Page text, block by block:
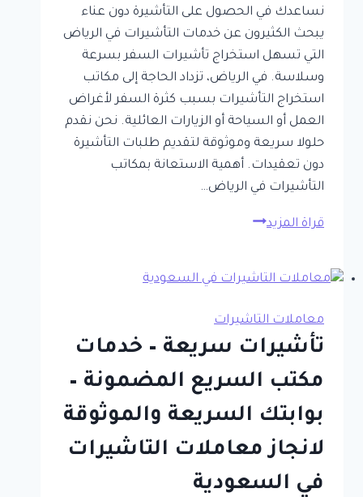
نساعدك في الحصول على التأشيرة دون عناء
يبحث الكثيرون عن خدمات التأشيرات في الرياض
التي تسهل استخراج تأشيرات السفر بسرعة
وسلاسة. في الرياض، تزداد الحاجة إلى مكاتب
استخراج التأشيرات بسبب كثرة السفر لأغراض
العمل أو السياحة أو الزيارات العائلية. نحن نقدم
حلولا سريعة وموثوقة لتقديم طلبات التأشيرة
دون تعقيدات. أهمية الاستعانة بمكاتب
التأشيرات في الرياض…
قراة المزيدكل
معرفته
الرياض:
من
الى
الاصدار
وسرعة
معاملات التاشيرات
تأشيرات سريعة – خدمات
مكتب السريع المضمونة –
بوابتك السريعة والموثوقة
لانجاز معاملات التاشيرات
في السعودية